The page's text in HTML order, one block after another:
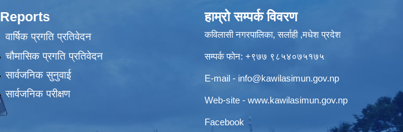
Reports
वार्षिक प्रगति प्रतिवेदन
चौमासिक प्रगति प्रतिवेदन
सार्वजनिक सुनुवाई
सार्वजनिक परीक्षण
हाम्रो सम्पर्क विवरण
कविलासी नगरपालिका, सर्लाही ,मधेश प्रदेश
सम्पर्क फोन: +९७७ ९८५४०७५१७५
E-mail - info@kawilasimun.gov.np
Web-site - www.kawilasimun.gov.np
Facebook